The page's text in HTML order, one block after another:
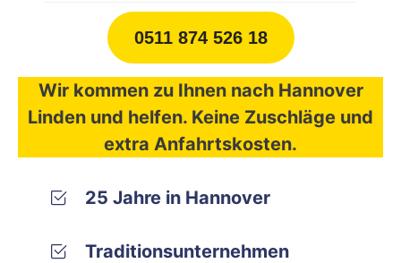
0511 874 526 18
Wir kommen zu Ihnen nach Hannover
Linden und helfen. Keine Zuschläge und
extra Anfahrtskosten.
25 Jahre in Hannover
Traditionsunternehmen